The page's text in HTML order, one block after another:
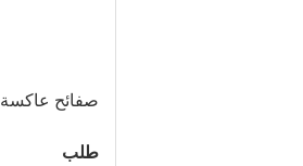
صفائح عاكسة
طلب